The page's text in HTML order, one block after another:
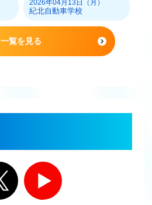
2026年04月13日（月）
紀北自動車学校
一覧を見る